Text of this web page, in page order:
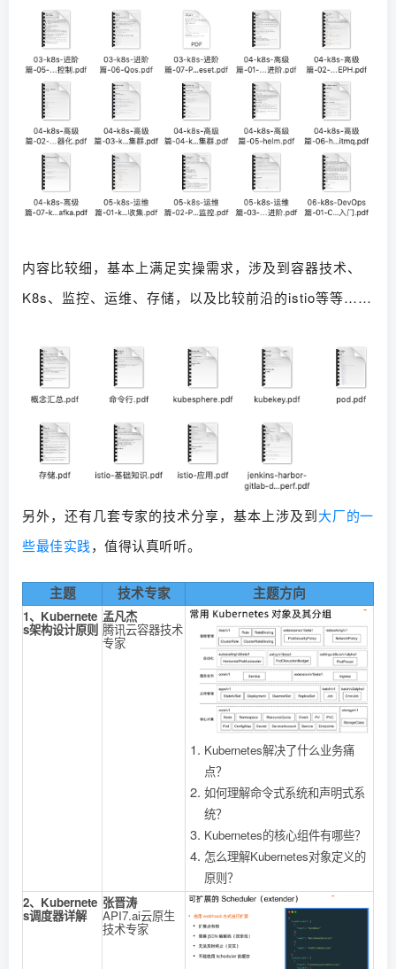
内容比较细，基本上满足实操需求，涉及到容器技术、
K8s、监控、运维、存储，以及比较前沿的istio等等……
另外，还有几套专家的技术分享，基本上涉及到大厂的一
些最佳实践，值得认真听听。
主题 技术专家 主题方向
1、Kubernete
s架构设计原则
孟凡杰
腾讯云容器技术
专家
Kubernetes解决了什么业务痛
点？
如何理解命令式系统和声明式系
统？
Kubernetes的核心组件有哪些？
怎么理解Kubernetes对象定义的
原则？
2、Kubernete
s调度器详解
张晋涛
API7.ai云原生
技术专家